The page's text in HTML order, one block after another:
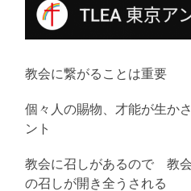
教会に繋がることは重要
個々人の賜物、才能が生か
ント
教会に召しがあるので 教
の召しが開き全うされる